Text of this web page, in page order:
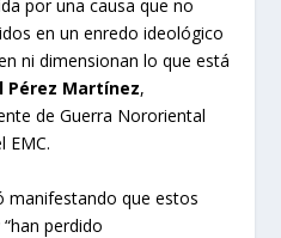
por una causa que no
en un enredo ideológico
ni dimensionan lo que está
Pérez Martínez,
de Guerra Nororiental
EMC.
manifestando que estos
perdido